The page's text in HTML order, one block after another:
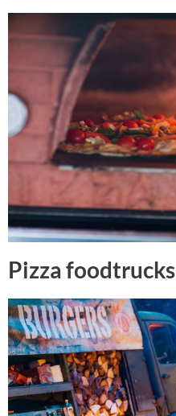
Pizza foodtrucks